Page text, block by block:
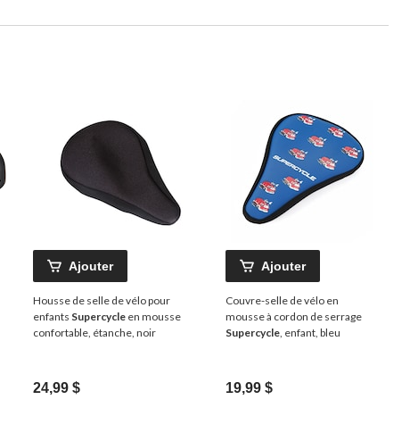
Ajouter
Housse de selle de vélo pour
enfants Supercycle en mousse
confortable, étanche, noir
24,99 $
Ajouter
Couvre-selle de vélo en
mousse à cordon de serrage
Supercycle , enfant, bleu
19,99 $